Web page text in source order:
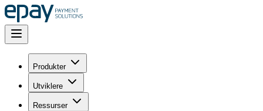
Produkter
Utviklere
Ressurser